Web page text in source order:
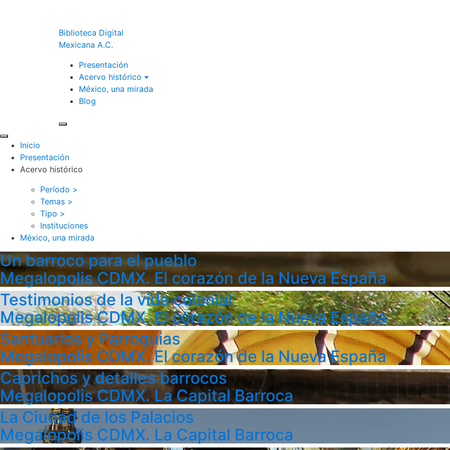
Biblioteca Digital
Mexicana A.C.
Presentación
Acervo histórico
México, una mirada
Blog
Inicio
Presentación
Acervo histórico
Período >
Temas >
Tipo >
Instituciones
México, una mirada
Un barroco para el pueblo
Megalopolis CDMX. El corazón de la Nueva España
Testimonios de la vida colonial
Megalopolis CDMX. El corazón de la Nueva España
Santuarios y Parroquias
Megalopolis CDMX. El corazón de la Nueva España
Caprichos y detalles barrocos
Megalopolis CDMX. La Capital Barroca
La Ciudad de los Palacios
Megalopolis CDMX. La Capital Barroca